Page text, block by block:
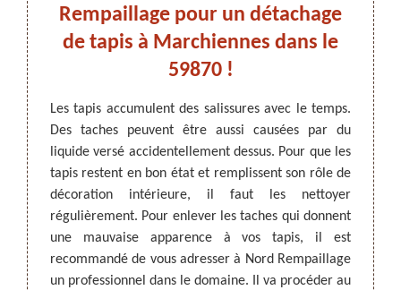
ARTISAN DEZITTER, REMPAILLAGE -
CANNAGE - RECOLLAGE, 59 NORD
de
très
des
à un
Rempaillage pour un détachage
de tapis à Marchiennes dans le
59870 !
Les tapis accumulent des salissures avec le temps.
Des taches peuvent être aussi causées par du
liquide versé accidentellement dessus. Pour que les
tapis restent en bon état et remplissent son rôle de
décoration intérieure, il faut les nettoyer
régulièrement. Pour enlever les taches qui donnent
une mauvaise apparence à vos tapis, il est
recommandé de vous adresser à Nord Rempaillage
un professionnel dans le domaine. Il va procéder au
Pour
votre
des
de
de
qu’il
tarifs